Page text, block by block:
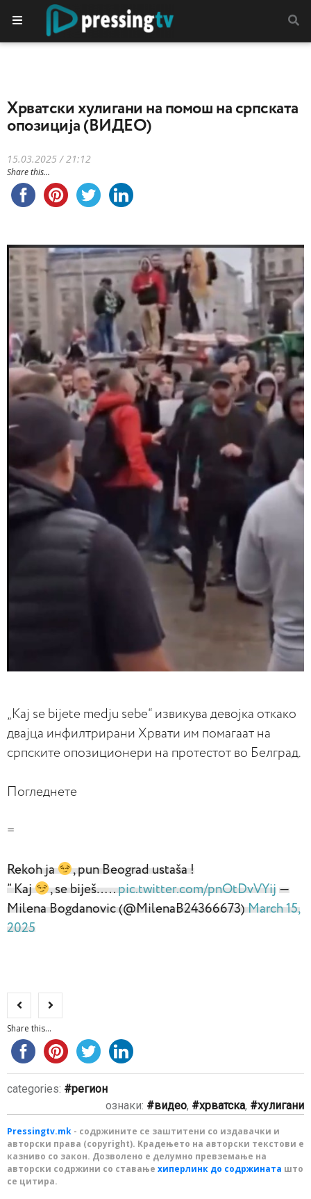
Хрватски хулигани на помош на српската
опозиција (ВИДЕО)
15.03.2025 / 21:12
Share this...
„Kaj se bijete medju sebe“ извикува девојка откако
двајца инфилтрирани Хрвати им помагаат на
српските опозиционери на протестот во Белград.
Погледнете
=
Rekoh ja
, pun Beograd ustaša !
” Kaj
, se biješ…..pic.twitter.com/pnOtDvVYij —
Milena Bogdanovic (@MilenaB24366673)March 15,
2025
Share this...
categories:
регион
ознаки:
видео, хрватска, хулигани
Pressingtv.mk - содржините се заштитени со издавачки и
авторски права (copyright). Крадењето на авторски текстови е
казниво со закон. Дозволено е делумно превземање на
авторски содржини со ставање хиперлинк до содржината што
се цитира.